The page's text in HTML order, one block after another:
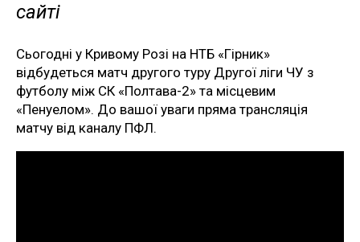
сайті
Сьогодні у Кривому Розі на НТБ «Гірник»
відбудеться матч другого туру Другої ліги ЧУ з
футболу між СК «Полтава-2» та місцевим
«Пенуелом». До вашої уваги пряма трансляція
матчу від каналу ПФЛ.